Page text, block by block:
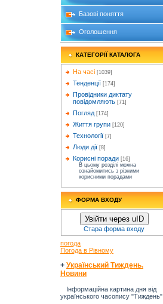
Базові поняття
Оголошення
КАТЕГОРІЇ КАТАЛОГА
На часі [1039]
Тенденції [174]
Провідники диктату
повідомляють [71]
Погляд [174]
Життя групи [120]
Технології [7]
Люди дії [8]
Корисні поради [16]
В цьому розділі можна
ознайомитись з різними
корисними порадами
ФОРМА ВХОДУ
Увійти через uID
Стара форма входу
погода
Погода в Рівному
+ Український Тиждень.
Новини
Інформаційна картина дня від
українського часопису "Тиждень".